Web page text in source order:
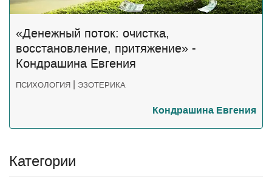
Категории
«Денежный поток: очистка,
восстановление, притяжение» -
Кондрашина Евгения
ПСИХОЛОГИЯ | ЭЗОТЕРИКА
Кондрашина Евгения